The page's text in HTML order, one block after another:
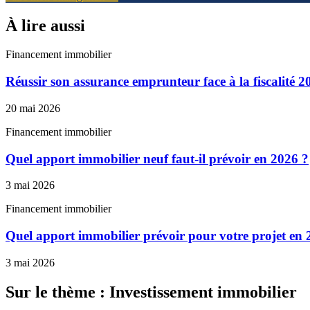
À lire aussi
Financement immobilier
Réussir son assurance emprunteur face à la fiscalité
20 mai 2026
Financement immobilier
Quel apport immobilier neuf faut-il prévoir en 2026 ?
3 mai 2026
Financement immobilier
Quel apport immobilier prévoir pour votre projet en
3 mai 2026
Sur le thème : Investissement immobilier